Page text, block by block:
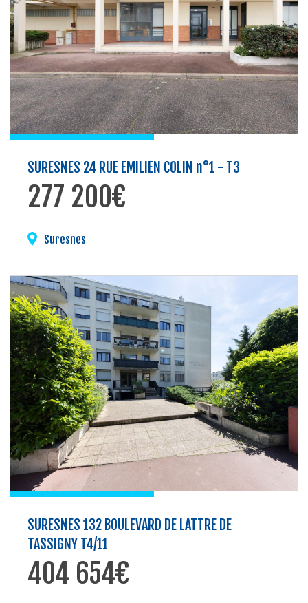
SURESNES 24 RUE EMILIEN COLIN n°1 - T3
277 200€
Suresnes
SURESNES 132 BOULEVARD DE LATTRE DE
TASSIGNY T4/11
404 654€